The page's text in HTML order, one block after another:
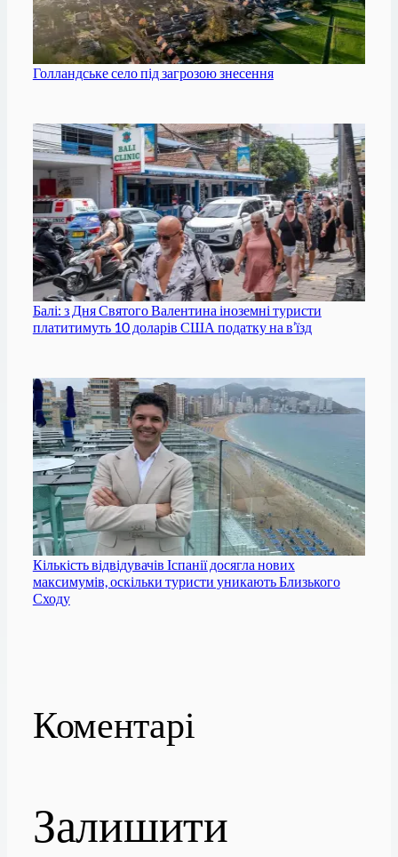
Голландське село під загрозою знесення
Балі: з Дня Святого Валентина іноземні туристи
платитимуть 10 доларів США податку на в’їзд
Кількість відвідувачів Іспанії досягла нових
максимумів, оскільки туристи уникають Близького
Сходу
Коментарі
Залишити